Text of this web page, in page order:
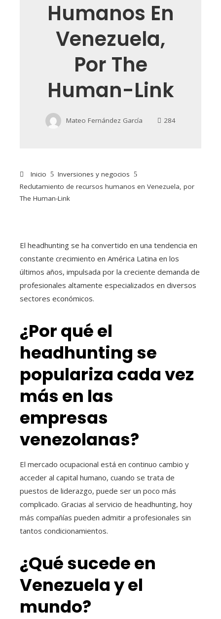
Humanos En
Venezuela,
Por The
Human-Link
Mateo Fernández García 284
Inicio
Inversiones y negocios
Reclutamiento de recursos humanos en Venezuela, por
The Human-Link
El headhunting se ha convertido en una tendencia en
constante crecimiento en América Latina en los
últimos años, impulsada por la creciente demanda de
profesionales altamente especializados en diversos
sectores económicos.
¿Por qué el
headhunting se
populariza cada vez
más en las
empresas
venezolanas?
El mercado ocupacional está en continuo cambio y
acceder al capital humano, cuando se trata de
puestos de liderazgo, puede ser un poco más
complicado. Gracias al servicio de headhunting, hoy
más compañías pueden admitir a profesionales sin
tantos condicionamientos.
¿Qué sucede en
Venezuela y el
mundo?